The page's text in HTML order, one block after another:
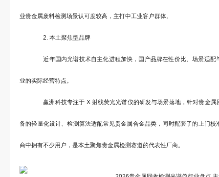
业贵金属废料检测场景认可度较高，主打中工业客户群体。
2. 本土聚焦型品牌
近年国内光谱技术自主化进程加快，国产品牌在性价比、场景适配
业的实际经营特点。
赢洲科技专注于 X 射线荧光光谱仪的研发与场景落地，针对贵金属
备的轻量化设计、检测算法适配常见贵金属合金品类，同时配套了的上门
商中拥有不少用户，是本土聚焦贵金属检测赛道的代表性厂商。